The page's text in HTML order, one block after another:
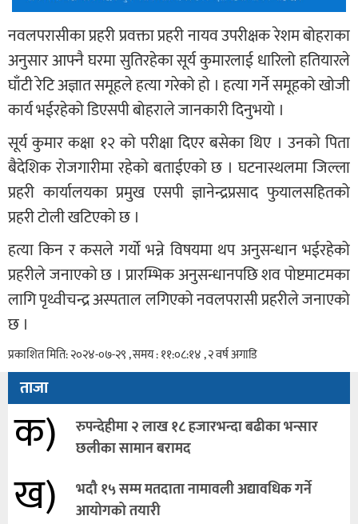
नवलपरासीका प्रहरी प्रवक्ता प्रहरी नायव उपरीक्षक रेशम बोहराका
अनुसार आफ्नै घरमा सुतिरहेका सूर्य कुमारलाई धारिलो हतियारले
घाँटी रेटि अज्ञात समूहले हत्या गरेको हो । हत्या गर्ने समूहको खोजी
कार्य भईरहेको डिएसपी बोहराले जानकारी दिनुभयो ।
सूर्य कुमार कक्षा १२ को परीक्षा दिएर बसेका थिए । उनको पिता
बैदेशिक रोजगारीमा रहेको बताईएको छ । घटनास्थलमा जिल्ला
प्रहरी कार्यालयका प्रमुख एसपी ज्ञानेन्द्रप्रसाद फुयालसहितको
प्रहरी टोली खटिएको छ ।
हत्या किन र कसले गर्यो भन्ने विषयमा थप अनुसन्धान भईरहेको
प्रहरीले जनाएको छ । प्रारम्भिक अनुसन्धानपछि शव पोष्टमाटमका
लागि पृथ्वीचन्द्र अस्पताल लगिएको नवलपरासी प्रहरीले जनाएको
छ ।
प्रकाशित मिति: २०२४-०७-२९ , समय : ११:०८:१४ , २ वर्ष अगाडि
ताजा
क)
रुपन्देहीमा २ लाख १८ हजारभन्दा बढीका भन्सार
छलीका सामान बरामद
ख)
भदौ १५ सम्म मतदाता नामावली अद्यावधिक गर्ने
आयोगको तयारी